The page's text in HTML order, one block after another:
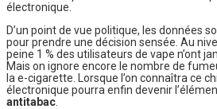
électronique.
D’un point de vue politique, les données
pour prendre une décision sensée. Au
peine 1 % des utilisateurs de vape n’ont
Mais on ignore encore le nombre de
la e-cigarette. Lorsque l’on connaîtra ce
électronique pourra enfin devenir
antitabac